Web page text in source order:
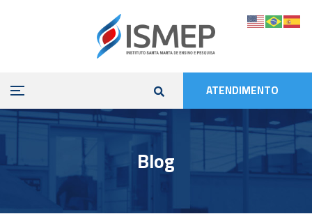
ATENDIMENTO
Blog